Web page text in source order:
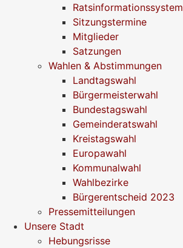
Ratsinformationssystem
Sitzungstermine
Mitglieder
Satzungen
Wahlen & Abstimmungen
Landtagswahl
Bürgermeisterwahl
Bundestagswahl
Gemeinderatswahl
Kreistagswahl
Europawahl
Kommunalwahl
Wahlbezirke
Bürgerentscheid 2023
Pressemitteilungen
Unsere Stadt
Hebungsrisse